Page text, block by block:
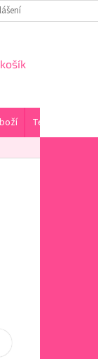
Tématické